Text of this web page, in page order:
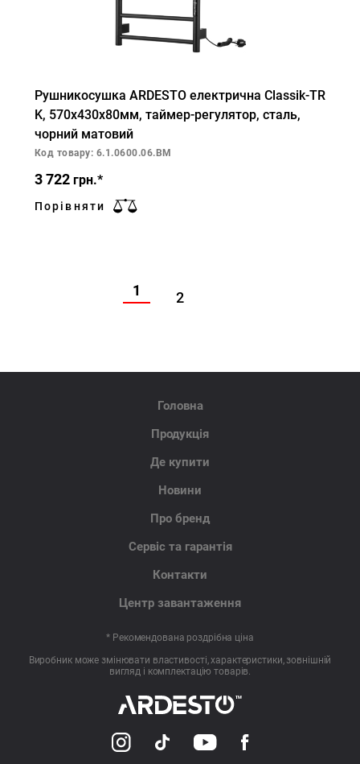
Рушникосушка ARDESTO електрична Classik-TR
K, 570х430х80мм, таймер-регулятор, сталь,
чорний матовий
Код товару: 6.1.0600.06.BM
3 722 грн.*
Порівняти
1 2
Головна
Продукція
Де купити
Новини
Про бренд
Сервіс та гарантія
Контакти
Центр завантаження
* Рекомендована роздрібна ціна
Виробник може змінювати властивості, характеристики, зовнішній
вигляд і комплектацію товарів.